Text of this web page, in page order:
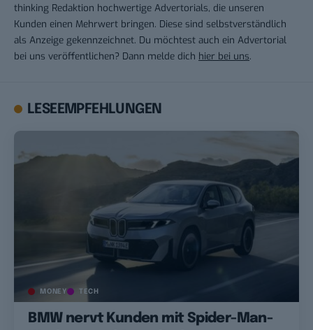
thinking Redaktion hochwertige Advertorials, die unseren
Kunden einen Mehrwert bringen. Diese sind selbstverständlich
als Anzeige gekennzeichnet. Du möchtest auch ein Advertorial
bei uns veröffentlichen? Dann melde dich hier bei uns.
LESEEMPFEHLUNGEN
MONEY TECH
BMW nervt Kunden mit Spider-Man-